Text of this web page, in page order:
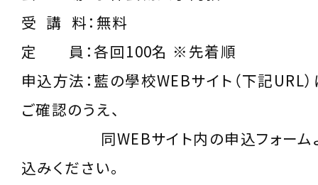
受 講 料：無料
定 員：各回100名 ※先着順
申込方法：藍の學校WEBサイト（下記URL
ご確認のうえ、
同WEBサイト内の申込フォームよ
込みください。